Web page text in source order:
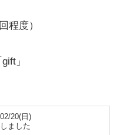
程度）
」
20(日)
ました